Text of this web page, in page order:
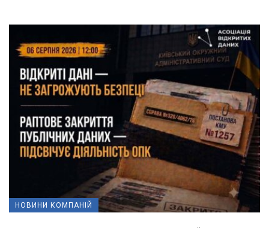
НОВИНИ КОМПАНІЙ